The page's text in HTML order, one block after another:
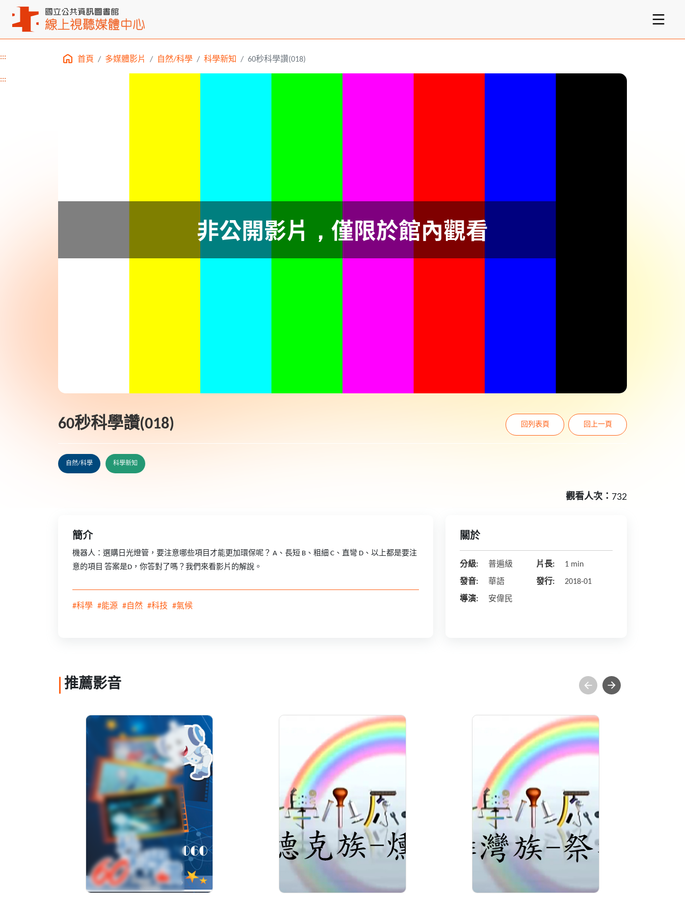
::: 首頁 多媒體影片 自然/科學 科學新知 60秒科學讚(018)
:::
60秒科學讚(018) 回列表頁 回上一頁
自然/科學 科學新知
觀看人次： 732
簡介
機器人：選購日光燈管，要注意哪些項目才能更加環保呢？ A、長短 B、粗細 C、直彎 D、以上都是要注
意的項目 答案是D，你答對了嗎？我們來看影片的解說。
#科學 #能源 #自然 #科技 #氣候
關於
分級: 普遍級 片長: 1 min
發音: 華語 發行: 2018-01
導演: 安偉民
推薦影音
60秒科學讚(060)
分級: 普遍級
發音: 華語
發行: 2018-01
導演: 安偉民
科學小原子26.賽德克
族-燻肉
分級: 普遍級
片長: 24 min
發音: 華語
發行: 2013-01
導演: 導演:瑪拉歐斯
科學小原子3.排灣族-祭
分級: 普遍級
片長: 24 min
發音: 華語
發行: 2013-01
導演: 導演:瑪拉歐斯